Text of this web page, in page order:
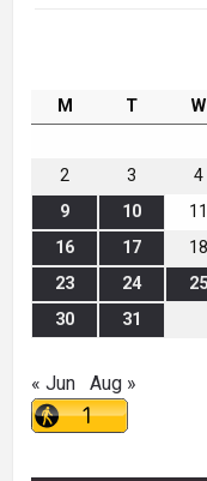
M T W
2
3 4
9
10 11
16
17 18
23
24 25
30
31
« Jun Aug »